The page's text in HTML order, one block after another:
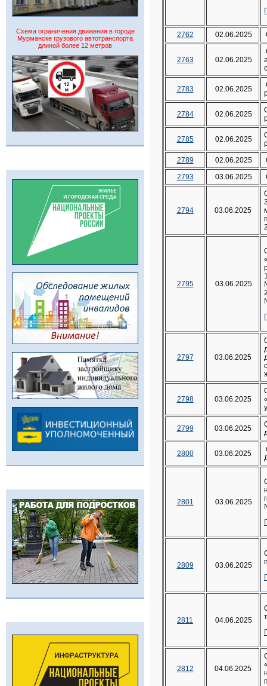
Схема ограничения движения в городе
Мурманске грузового автотранспорта
длиной более 12 метров
2762 02.06.2025
2763 02.06.2025
2783 02.06.2025
2784 02.06.2025
2785 02.06.2025
2789
02.06.2025
2793
03.06.2025
2794 03.06.2025
2795 03.06.2025
2797 03.06.2025
2798 03.06.2025
2799 03.06.2025
2800 03.06.2025
2801 03.06.2025
2809 03.06.2025
2811 04.06.2025
2812 04.06.2025